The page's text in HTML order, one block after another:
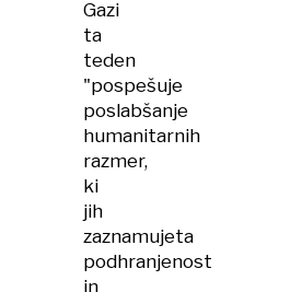
Gazi
ta
teden
"pospešuje
poslabšanje
humanitarnih
razmer,
ki
jih
zaznamujeta
podhranjenost
in